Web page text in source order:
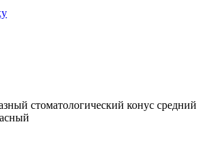
стоматологический конус средний